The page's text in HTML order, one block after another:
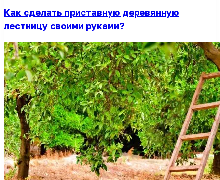
Как сделать приставную деревянную
лестницу своими руками?